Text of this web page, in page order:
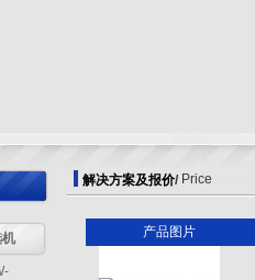
解决方案及报价/ Price
产品图片